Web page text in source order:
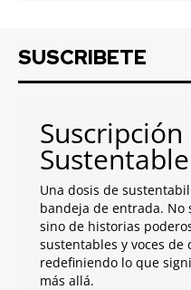
SUSCRIBETE
Sustentable
Una dosis de
bandeja de entrada. No
sino de historias
sustentables y voces de
redefiniendo lo que
más allá.